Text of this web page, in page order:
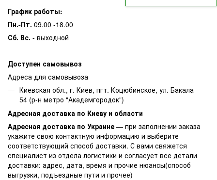
График работы:
Пн.-Пт. 09.00 -18.00
Сб. Вс. - выходной
Доступен самовывоз
Адреса для самовывоза
Киевская обл., г. Киев, пгт. Коцюбинское, ул. Бакала
54 (р-н метро "Академгородок")
Адресная доставка по Киеву и области
Адресная доставка по Украине — при заполнении заказа
укажите свою контактную информацию и выберите
соответствующий способ доставки. С вами свяжется
специалист из отдела логистики и согласует все детали
доставки: адрес, дата, время и прочие нюансы(способ
выгрузки, подъездные пути и прочее)